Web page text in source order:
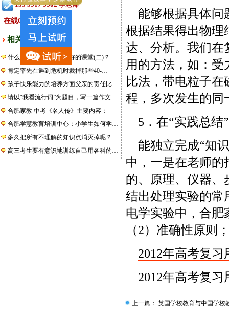
155 5517 3302 李老师
在线QQ:
相关文章
什么样的课堂才是一个好的课堂(二)？
肯定率先在遇到危机时裁掉那些40-…
孩子快乐能力的培养方面父亲的责任比…
请以“我看流行词”为题目，写一篇作文
合肥家教 中考《名人传》主要内容：
合肥学慧教育培训中心：小学生如何学…
多久把所有不理解的知识点消灭掉呢？
高三考生要有意识地训练自己用各科的…
能够根据具体问
根据结果得出物理
达、分析。我们在
用的方法，如：
比法，带电粒子
程，多次发生的同
5．在“实践总结
能独立完成“知
中，一是在老师的
的、原理、仪器、
结出处理实验的常
电学实验中， 合肥
（2）准确性原则
2012年高考复
2012年高考复
上一篇： 英国学校教育与中国学校